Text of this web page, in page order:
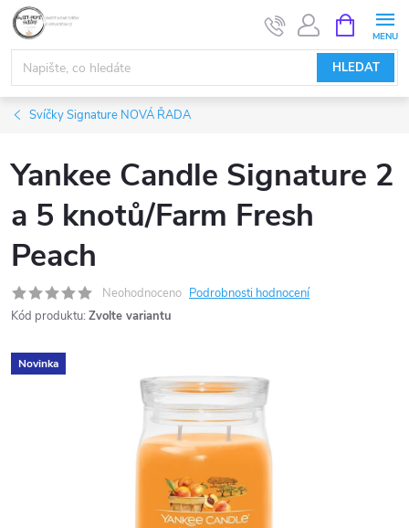
Přejít
obsah
HLEDAT
NÁKUPNÍ
KOŠÍK
Svíčky Signature NOVÁ ŘADA
Yankee Candle Signature 2
a 5 knotů/Farm Fresh
Peach
Neohodnoceno Podrobnosti hodnocení
Kód produktu: Zvolte variantu
Novinka